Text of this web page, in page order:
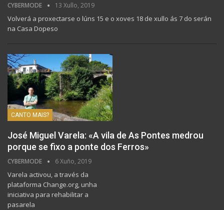
CYBERMODE 13 Xullo, 2019
Volverá a proxectarse o lúns 15 e o xoves 18 de xullo ás 7 do serán
na Casa Dopeso
CANTO MAIS?
José Miguel Varela: «A vila de As Pontes medrou
porque se fixo a ponte dos Ferros»
CYBERMODE 6 Xuño, 2019
Varela activou, a través da
plataforma Change.org, unha
iniciativa para rehabilitar a
pasarela